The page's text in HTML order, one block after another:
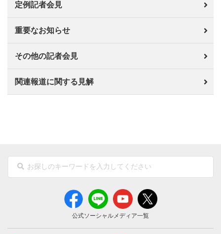
定例記者会見
重要なお知らせ
その他の記者会見
関連報道に関する見解
公式ソーシャルメディア一覧